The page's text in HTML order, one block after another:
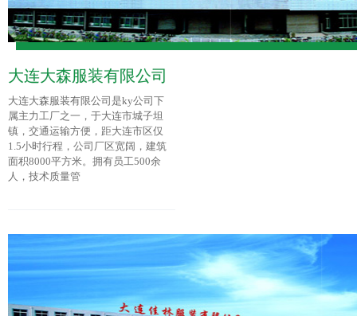
大连大森服装有限公司
大连大森服装有限公司是ky公司下
属主力工厂之一，于大连市城子坦
镇，交通运输方便，距大连市区仅
1.5小时行程，公司厂区宽阔，建筑
面积8000平方米。拥有员工500余
人，技术质量管